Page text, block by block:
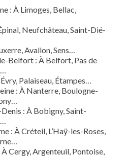
: À Limoges, Bellac,
Neufchâteau, Saint-Dié-
Avallon, Sens…
Belfort : À Belfort, Pas de
Palaiseau, Étampes…
: À Nanterre, Boulogne-
: À Bobigny, Saint-
: À Créteil, L’Haÿ-les-Roses,
À Cergy, Argenteuil, Pontoise,